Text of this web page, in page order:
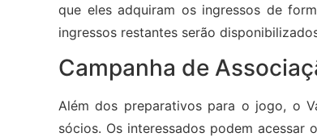
que eles adquiram os ingressos de
ingressos restantes serão
Campanha de
Além dos preparativos para o jogo, o
sócios. Os interessados podem acessar